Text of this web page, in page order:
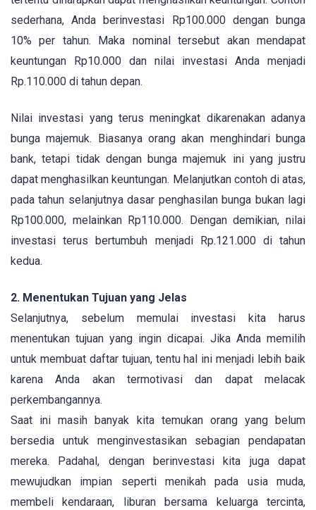
sederhana, Anda berinvestasi Rp100.000 dengan bunga
10% per tahun. Maka nominal tersebut akan mendapat
keuntungan Rp10.000 dan nilai investasi Anda menjadi
Rp.110.000 di tahun depan.
Nilai investasi yang terus meningkat dikarenakan adanya
bunga majemuk. Biasanya orang akan menghindari bunga
bank, tetapi tidak dengan bunga majemuk ini yang justru
dapat menghasilkan keuntungan. Melanjutkan contoh di atas,
pada tahun selanjutnya dasar penghasilan bunga bukan lagi
Rp100.000, melainkan Rp110.000. Dengan demikian, nilai
investasi terus bertumbuh menjadi Rp.121.000 di tahun
kedua.
2. Menentukan Tujuan yang Jelas
Selanjutnya, sebelum memulai investasi kita harus
menentukan tujuan yang ingin dicapai. Jika Anda memilih
untuk membuat daftar tujuan, tentu hal ini menjadi lebih baik
karena Anda akan termotivasi dan dapat melacak
perkembangannya.
Saat ini masih banyak kita temukan orang yang belum
bersedia untuk menginvestasikan sebagian pendapatan
mereka. Padahal, dengan berinvestasi kita juga dapat
mewujudkan impian seperti menikah pada usia muda,
membeli kendaraan, liburan bersama keluarga tercinta,